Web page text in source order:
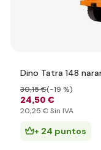
Dino Tatra 148
24,50 €
30,15 €(-19 %)
20,25 € Sin IVA
+ 24 puntos